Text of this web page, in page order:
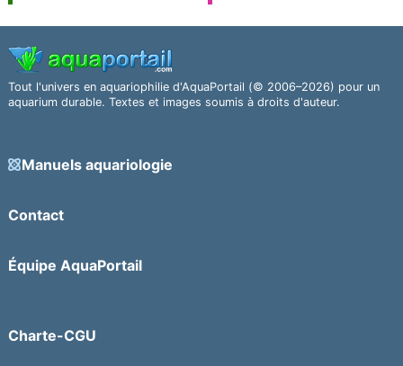
Tout l'univers en aquariophilie d'AquaPortail (© 2006–2026) pour un
aquarium durable. Textes et images soumis à droits d'auteur.
Manuels aquariologie
Contact
Équipe AquaPortail
Charte-CGU